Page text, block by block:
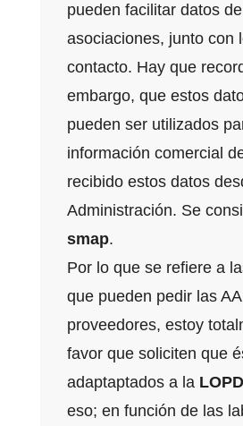
pueden facilitar datos de
asociaciones, junto con
contacto. Hay que
embargo, que estos
pueden ser utilizados
información comercial
recibido estos datos
Administración. Se
smap.
Por lo que se refiere a
que pueden pedir las
proveedores, estoy
favor que soliciten que
adaptaptados a la LOPD
eso; en función de las